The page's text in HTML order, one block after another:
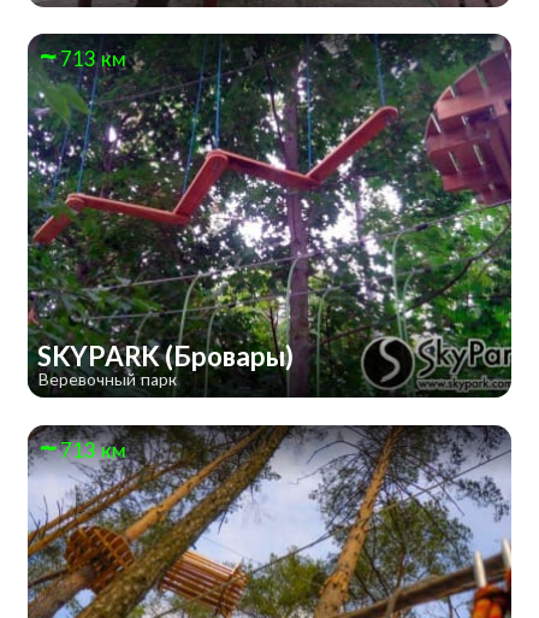
713 км
SKYPARK (Бровары)
Веревочный парк
713 км